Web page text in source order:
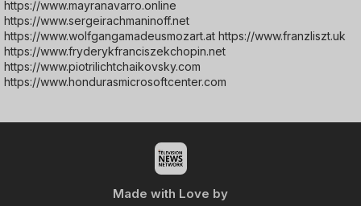
https://www.mayranavarro.online
https://www.sergeirachmaninoff.net
https://www.wolfgangamadeusmozart.at https://www.franzliszt.uk
https://www.fryderykfranciszekchopin.net
https://www.piotrilichtchaikovsky.com
https://www.hondurasmicrosoftcenter.com
Made with Love by